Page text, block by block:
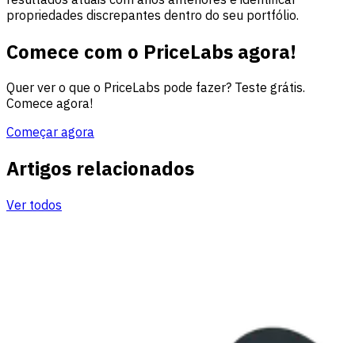
propriedades discrepantes dentro do seu portfólio.
Comece com o PriceLabs agora!
Quer ver o que o PriceLabs pode fazer? Teste grátis.
Comece agora!
Começar agora
Artigos relacionados
Ver todos